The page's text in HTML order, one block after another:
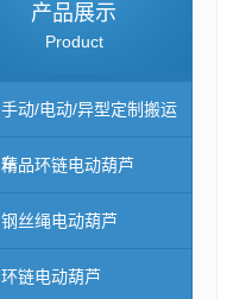
产品展示
Product
手动/电动/异型定制搬运
车
精品环链电动葫芦
钢丝绳电动葫芦
环链电动葫芦